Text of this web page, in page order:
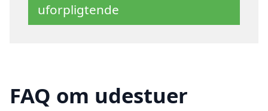
uforpligtende
FAQ om udestuer